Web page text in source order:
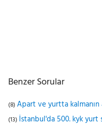
Benzer Sorular
(8) Apart ve yurtta kalmanın
(13) İstanbul'da 500. kyk yurt